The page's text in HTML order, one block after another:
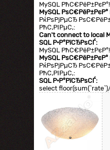
MySQL РћС€РёР±РєР°!
MySQL РѕС€РёР±РєР°
РќРѕРјРµСЂ
РћС‚РІРµС‚:
Can't connect to local
SQL Р·Р°РїСЂРѕСЃ:
MySQL РћС€РёР±РєР°!
MySQL РѕС€РёР±РєР°
РќРѕРјРµСЂ
РћС‚РІРµС‚:
SQL Р·Р°РїСЂРѕСЃ:
select